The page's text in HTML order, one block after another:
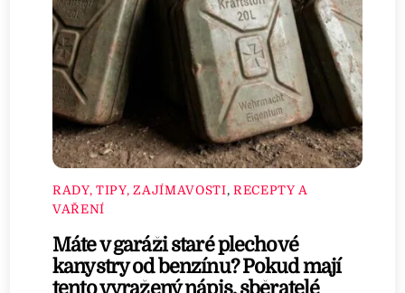
RADY, TIPY, ZAJÍMAVOSTI, RECEPTY A
VAŘENÍ
Máte v garáži staré plechové
kanystry od benzínu? Pokud mají
tento vyražený nápis, sběratelé